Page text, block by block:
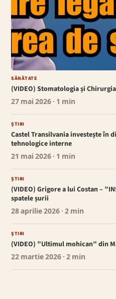
SĂNĂTATE
(VIDEO) Stomatologia și
27 mai 2026 · 1 min
ȘTIRI
Castel Transilvania investește în
tehnologice interne
21 mai 2026 · 1 min
ȘTIRI
(VIDEO) Grigore a lui Costan –
spatele șurii
28 aprilie 2026 · 2 min
ȘTIRI
(VIDEO) ”Ultimul mohican” din
22 martie 2026 · 2 min